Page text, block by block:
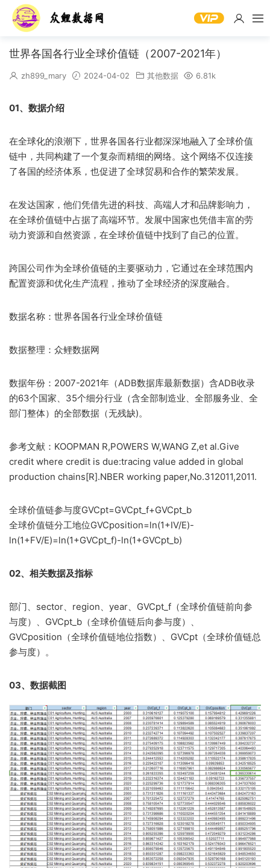
世界各国各行业全球价值链（2007-2021年）
zh899_mary 2024-04-02 其他数据 6.81k
01、数据介绍
在全球化的浪潮下，世界各国各行业都深深地融入了全球价值
链中，共同构建了一个复杂而精细的网络。这个网络不仅连接
了各国的经济体系，也促进了全球贸易和合作的繁荣发展。
在发达国家，他们凭借先进的科技、高端人才和品牌影响力，
在全球价值链中占据了高端环节。发展中国家也凭借丰富的劳
动力资源和自然资源，在全球价值链中找到了自己的位置。
跨国公司作为全球价值链的主要驱动力，它通过在全球范围内
配置资源和优化生产流程，推动了全球经济的深度融合。
数据名称：世界各国各行业全球价值链
数据整理：众鲤数据网
数据年份：2007-2021年（ADB数据库最新数据）含ADB收录
的63个国家、35个细分行业（含全部制造业、全部服务业、全
部门整体）的全部数据（无残缺)。
参考文献：KOOPMAN R,POWERS W,WANG Z,et al.Give
credit where credit is due:tracing value added in global
production chains[R].NBER working paper,No.312011,2011.
全球价值链参与度GVCpt=GVCpt_f+GVCpt_b
全球价值链分工地位GVCposition=ln(1+IV/E)-
ln(1+FV/E)=ln(1+GVCpt_f)-ln(1+GVCpt_b)
02、相关数据及指标
部门、sector、region、year、GVCpt_f（全球价值链前向参
与度）、GVCpt_b（全球价值链后向参与度）、
GVCposition（全球价值链地位指数）、GVCpt（全球价值链总
参与度）。
03、数据截图